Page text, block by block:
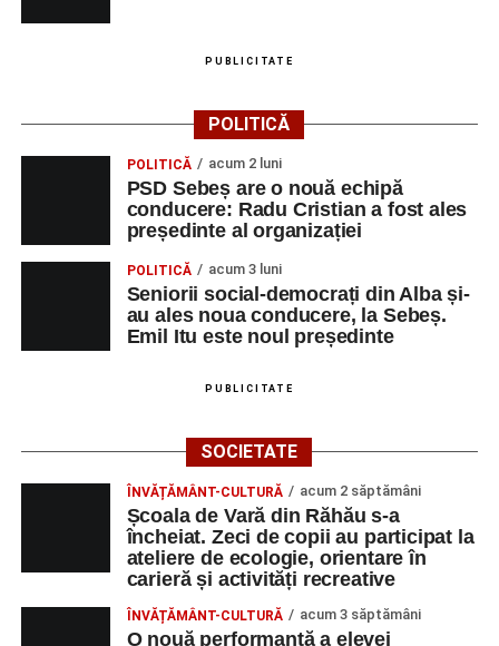
PUBLICITATE
POLITICĂ
POLITICĂ acum 2 luni
PSD Sebeș are o nouă echipă
conducere: Radu Cristian a fost ales
președinte al organizației
POLITICĂ acum 3 luni
Seniorii social-democrați din Alba și-
au ales noua conducere, la Sebeș.
Emil Itu este noul președinte
PUBLICITATE
SOCIETATE
ÎNVĂȚĂMÂNT-CULTURĂ acum 2 săptămâni
Școala de Vară din Răhău s-a
încheiat. Zeci de copii au participat la
ateliere de ecologie, orientare în
carieră și activități recreative
ÎNVĂȚĂMÂNT-CULTURĂ acum 3 săptămâni
O nouă performanță a elevei